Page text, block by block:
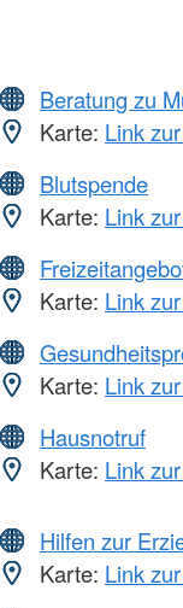
Beratung zu
Karte: Link
Blutspende
Karte: Link
Karte: Link
Karte: Link
Hausnotruf
Karte: Link
Hilfen zur
Karte: Link